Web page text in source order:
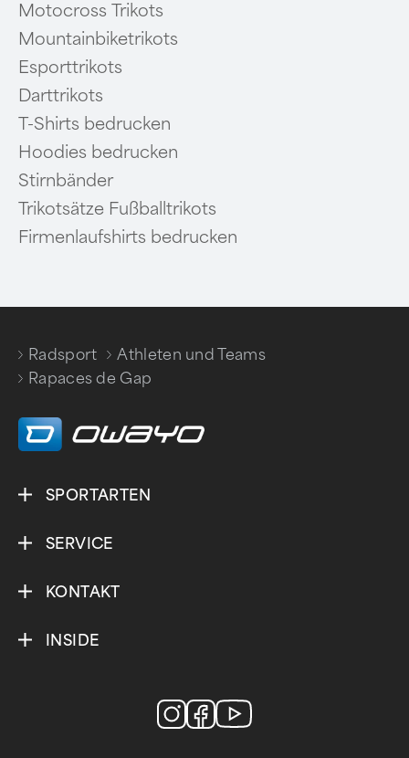
Motocross Trikots
Mountainbiketrikots
Esporttrikots
Darttrikots
T-Shirts bedrucken
Hoodies bedrucken
Stirnbänder
Trikotsätze Fußballtrikots
Firmenlaufshirts bedrucken
Radsport
/
Athleten und Teams
/
Rapaces de Gap
SPORTARTEN
SERVICE
KONTAKT
INSIDE